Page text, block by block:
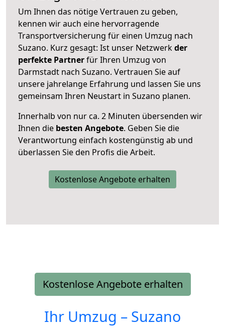
Um Ihnen das nötige Vertrauen zu geben,
kennen wir auch eine hervorragende
Transportversicherung für einen Umzug nach
Suzano. Kurz gesagt: Ist unser Netzwerkder
perfekte Partnerfür Ihren Umzug von
Darmstadt nach Suzano. Vertrauen Sie auf
unsere jahrelange Erfahrung und lassen Sie uns
gemeinsam Ihren Neustart in Suzano planen.
Innerhalb von nur ca. 2 Minuten übersenden wir
Ihnen die besten Angebote. Geben Sie die
Verantwortung einfach kostengünstig ab und
überlassen Sie den Profis die Arbeit.
Kostenlose Angebote erhalten
Kostenlose Angebote erhalten
Ihr Umzug – Suzano